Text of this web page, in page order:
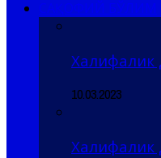
Халифалик
10.03.2023
Халифалик